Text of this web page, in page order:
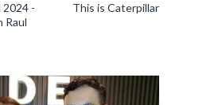
This is Caterpillar
2024 -
Raul